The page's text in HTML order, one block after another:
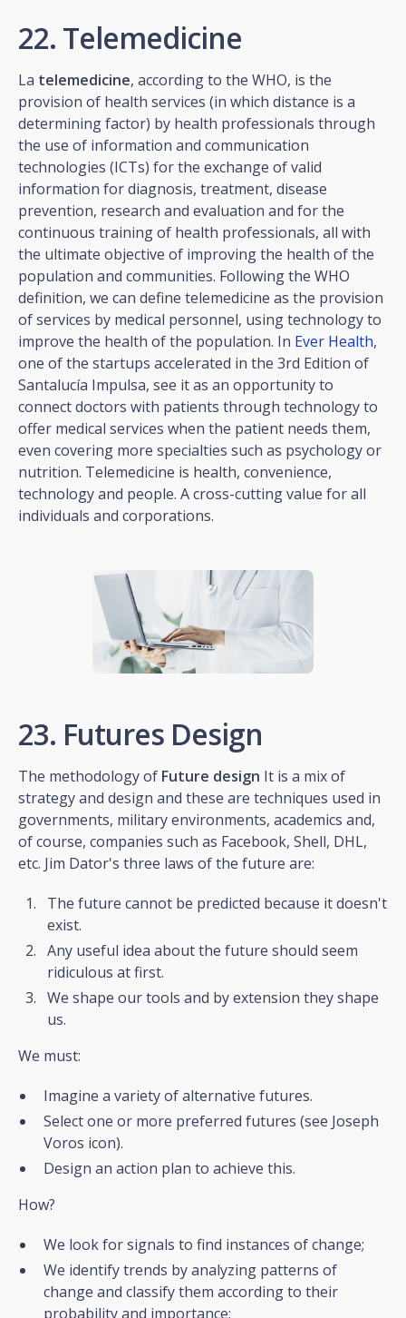
22. Telemedicine
La telemedicine, according to the WHO, is the
provision of health services (in which distance is a
determining factor) by health professionals through
the use of information and communication
technologies (ICTs) for the exchange of valid
information for diagnosis, treatment, disease
prevention, research and evaluation and for the
continuous training of health professionals, all with
the ultimate objective of improving the health of the
population and communities. Following the WHO
definition, we can define telemedicine as the provision
of services by medical personnel, using technology to
improve the health of the population. In Ever Health,
one of the startups accelerated in the 3rd Edition of
Santalucía Impulsa, see it as an opportunity to
connect doctors with patients through technology to
offer medical services when the patient needs them,
even covering more specialties such as psychology or
nutrition. Telemedicine is health, convenience,
technology and people. A cross-cutting value for all
individuals and corporations.
23. Futures Design
The methodology of Future design It is a mix of
strategy and design and these are techniques used in
governments, military environments, academics and,
of course, companies such as Facebook, Shell, DHL,
etc. Jim Dator's three laws of the future are:
The future cannot be predicted because it doesn't
exist.
Any useful idea about the future should seem
ridiculous at first.
We shape our tools and by extension they shape
us.
We must:
Imagine a variety of alternative futures.
Select one or more preferred futures (see Joseph
Voros icon).
Design an action plan to achieve this.
How?
We look for signals to find instances of change;
We identify trends by analyzing patterns of
change and classify them according to their
probability and importance;